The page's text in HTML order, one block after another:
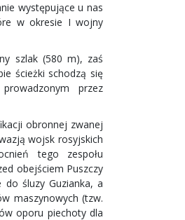
występujące u nas
w okresie I wojny
szlak (580 m), zaś
ścieżki schodzą się
przez
obronnej zwanej
wojsk rosyjskich
tego zespołu
obejściem Puszczy
do śluzy Guzianka, a
maszynowych (tzw.
oporu piechoty dla